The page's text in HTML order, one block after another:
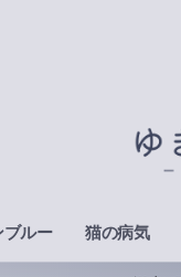
ブルー 猫の病気